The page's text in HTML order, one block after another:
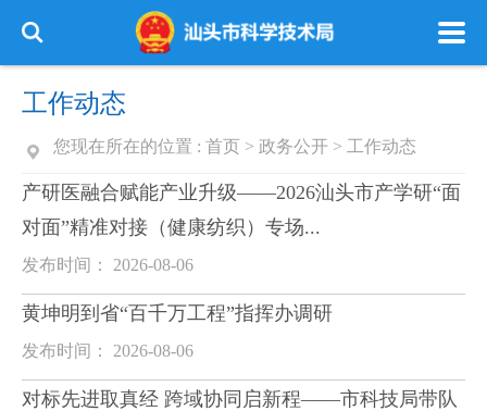
工作动态
您现在所在的位置 : 首页 > 政务公开 > 工作动态
产研医融合赋能产业升级——2026汕头市产学研“面
对面”精准对接（健康纺织）专场...
发布时间： 2026-08-06
黄坤明到省“百千万工程”指挥办调研
发布时间： 2026-08-06
对标先进取真经 跨域协同启新程——市科技局带队